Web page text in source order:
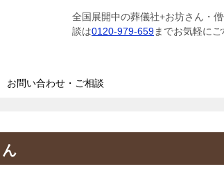
全国展開中の葬儀社+お坊さん・
談は0120-979-659までお気軽にご
お問い合わせ・ご相談